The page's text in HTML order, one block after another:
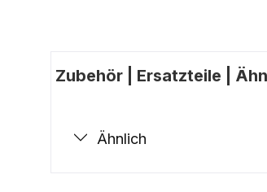
Zubehör | Ersatzteile |
Ähnlich